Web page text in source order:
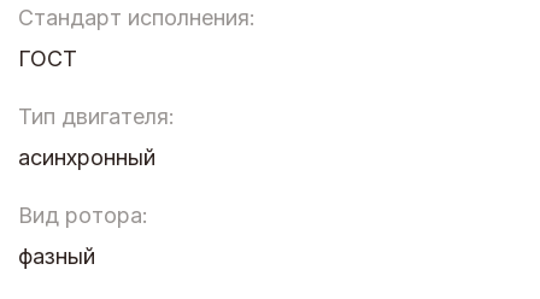
Стандарт исполнения:
ГОСТ
Тип двигателя:
асинхронный
Вид ротора:
фазный